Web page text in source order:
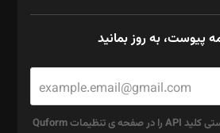
پیوست، به روز بمانید
برای استفاده از ریکپچا بایستی کلید API را در صفحه ی تنظیمات Quform